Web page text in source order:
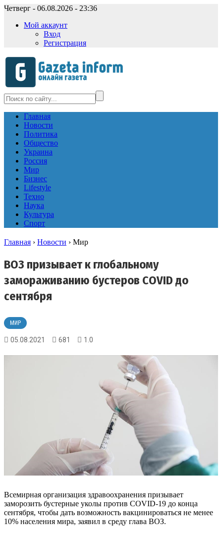
Четверг - 06.08.2026 - 23:36
Мой аккаунт
Вход
Регистрация
Главная
Новости
Политика
Общество
Украина
Россия
Мир
Бизнес
Lifestyle
Техно
Наука
Культура
Спорт
Главная › Новости › Мир
ВОЗ призывает к глобальному
замораживанию бустеров COVID до
сентября
МИР
05.08.2021 681 1.0
Всемирная организация здравоохранения призывает
заморозить бустерные уколы против COVID-19 до конца
сентября, чтобы дать возможность вакцинироваться не менее
10% населения мира, заявил в среду глава ВОЗ.